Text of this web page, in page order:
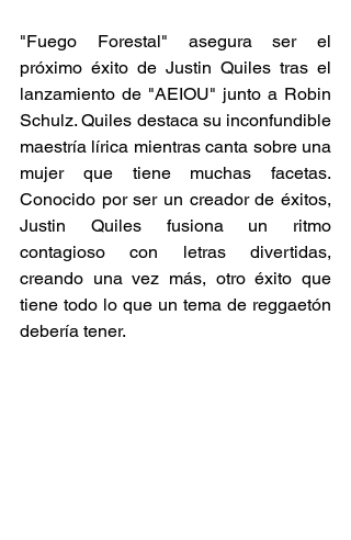
"Fuego Forestal" asegura ser el
próximo éxito de Justin Quiles tras el
lanzamiento de "AEIOU" junto a Robin
Schulz. Quiles destaca su inconfundible
maestría lírica mientras canta sobre una
mujer que tiene muchas facetas.
Conocido por ser un creador de éxitos,
Justin Quiles fusiona un ritmo
contagioso con letras divertidas,
creando una vez más, otro éxito que
tiene todo lo que un tema de reggaetón
debería tener.